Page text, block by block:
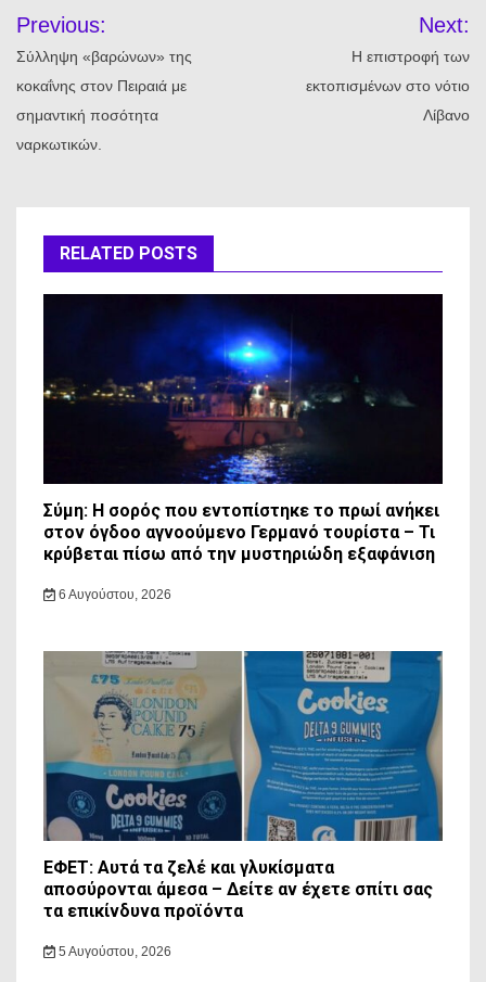
άρθρων
Previous:
Σύλληψη «βαρώνων» της
κοκαΐνης στον Πειραιά με
σημαντική ποσότητα
ναρκωτικών.
Next:
Η επιστροφή των
εκτοπισμένων στο νότιο
Λίβανο
RELATED POSTS
Σύμη: Η σορός που εντοπίστηκε το πρωί ανήκει
στον όγδοο αγνοούμενο Γερμανό τουρίστα – Τι
κρύβεται πίσω από την μυστηριώδη εξαφάνιση
6 Αυγούστου, 2026
ΕΦΕΤ: Αυτά τα ζελέ και γλυκίσματα
αποσύρονται άμεσα – Δείτε αν έχετε σπίτι σας
τα επικίνδυνα προϊόντα
5 Αυγούστου, 2026